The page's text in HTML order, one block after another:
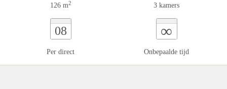
126 m2 3 kamers
08
Per direct
∞
Onbepaalde tijd